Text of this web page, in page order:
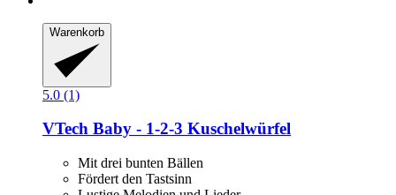
Warenkorb
5.0 (1)
VTech Baby -​ 1-​2-​3 Kuschelwürfel
Mit drei bunten Bällen
Fördert den Tastsinn